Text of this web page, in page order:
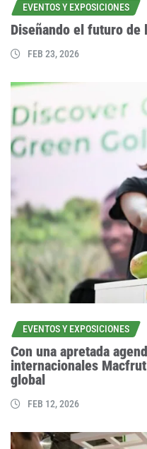
EVENTOS Y EXPOSICIONES
Diseñando el futuro de
FEB 23, 2026
EVENTOS Y EXPOSICIONES
Con una apretada
internacionales
global
FEB 12, 2026